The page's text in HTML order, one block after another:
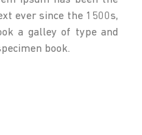
ever since the 1500s,
a galley of type and
book.